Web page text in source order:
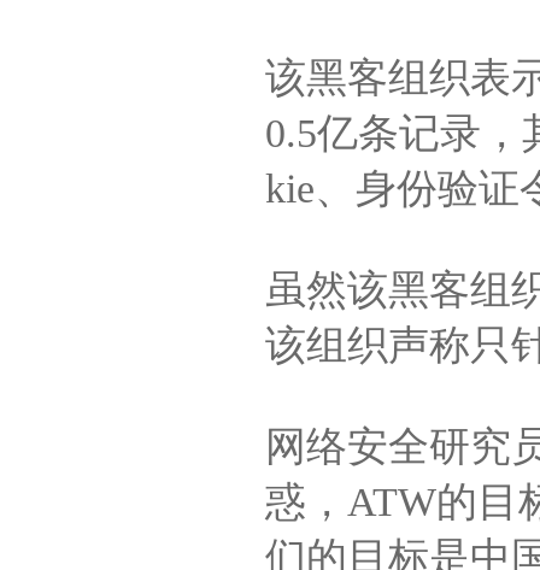
该黑客组织表
0.5亿条记录，
kie、身份验证
虽然该黑客组
该组织声称只
网络安全研究
惑，ATW的目
们的目标是中